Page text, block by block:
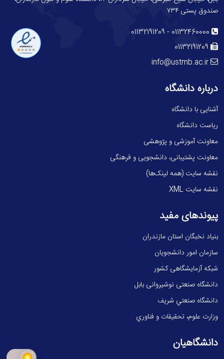
صندوق پستی ۷۳۴
01132460000
-
01132191209
01132191209
info@ustmb.ac.ir
درباره دانشگاه
آشنایی با دانشگاه
ریاست دانشگاه
معاونت آموزشی و پژوهشی
معاونت پشتیبانی، دانشجویی و فرهنگی
نقشه سایت (همه لینک‌ها)
نقشه سایت XML
پیوندهای مفید
بنیاد نخبگان استان مازندران
سازمان امور دانشجویان
شبکه آزمایشگاهی کشور
دانشگاه صنعتی نوشیروانی بابل
دانشگاه صنعتي شريف
وزارت علوم، تحقيقات و فناوري
دانشگاهیان